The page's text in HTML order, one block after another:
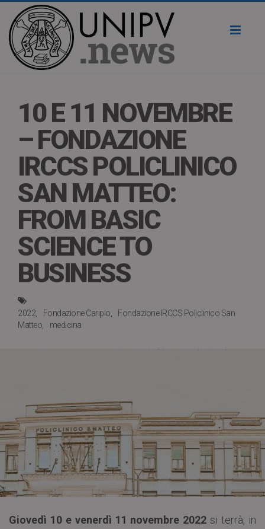
10 E 11 NOVEMBRE
– FONDAZIONE
IRCCS POLICLINICO
SAN MATTEO:
FROM BASIC
SCIENCE TO
BUSINESS
2022 Fondazione Cariplo
Fondazione IRCCS Policlinico San
Matteo
medicina
Giovedì 10 e venerdì 11 novembre 2022 si terrà, in